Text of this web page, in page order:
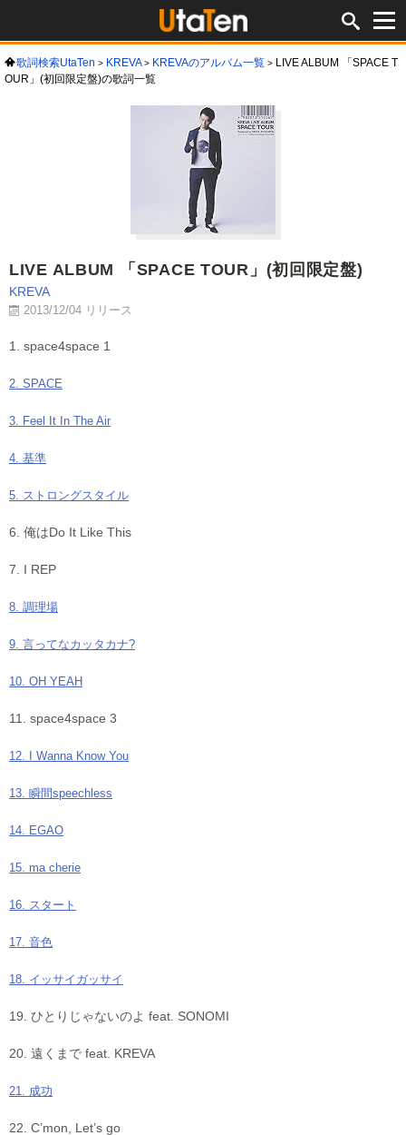
歌詞検索UtaTen KREVA KREVAのアルバム一覧
LIVE ALBUM 「SPACE T
OUR」(初回限定盤)の歌詞一覧
LIVE ALBUM 「SPACE TOUR」(初回限定盤)
KREVA
2013/12/04 リリース
1. space4space 1
2. SPACE
3. Feel It In The Air
4. 基準
5. ストロングスタイル
6. 俺はDo It Like This
7. I REP
8. 調理場
9. 言ってなカッタカナ?
10. OH YEAH
11. space4space 3
12. I Wanna Know You
13. 瞬間speechless
14. EGAO
15. ma cherie
16. スタート
17. 音色
18. イッサイガッサイ
19. ひとりじゃないのよ feat. SONOMI
20. 遠くまで feat. KREVA
21. 成功
22. C’mon, Let’s go